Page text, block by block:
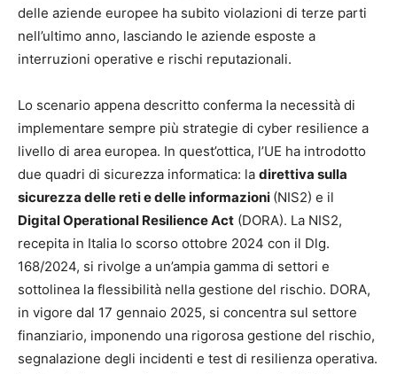
delle aziende europee ha subito violazioni di terze parti
nell’ultimo anno, lasciando le aziende esposte a
interruzioni operative e rischi reputazionali.
Lo scenario appena descritto conferma la necessità di
implementare sempre più strategie di cyber resilience a
livello di area europea. In quest’ottica, l’UE ha introdotto
due quadri di sicurezza informatica: la direttiva sulla
sicurezza delle reti e delle informazioni (NIS2) e il
Digital Operational Resilience Act (DORA). La NIS2,
recepita in Italia lo scorso ottobre 2024 con il Dlg.
168/2024, si rivolge a un’ampia gamma di settori e
sottolinea la flessibilità nella gestione del rischio. DORA,
in vigore dal 17 gennaio 2025, si concentra sul settore
finanziario, imponendo una rigorosa gestione del rischio,
segnalazione degli incidenti e test di resilienza operativa.